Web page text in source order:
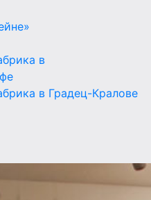
в
в Градец-Кралове